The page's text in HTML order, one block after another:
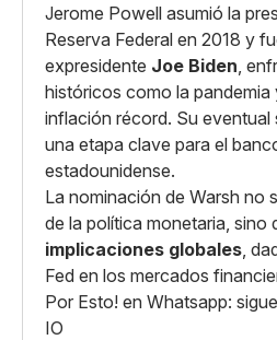
Jerome Powell asumió la
Reserva Federal en 2018 y
expresidente Joe Biden ,
históricos como la pandemia
inflación récord. Su eventual
una etapa clave para el
estadounidense.
La nominación de Warsh no
de la política monetaria, sino
implicaciones globales ,
Fed en los mercados
Por Esto! en Whatsapp:
IO